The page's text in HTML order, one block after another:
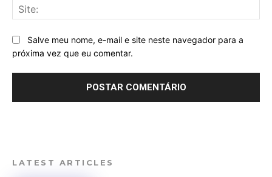
Salve meu nome, e-mail e site neste navegador para a
próxima vez que eu comentar.
LATEST ARTICLES